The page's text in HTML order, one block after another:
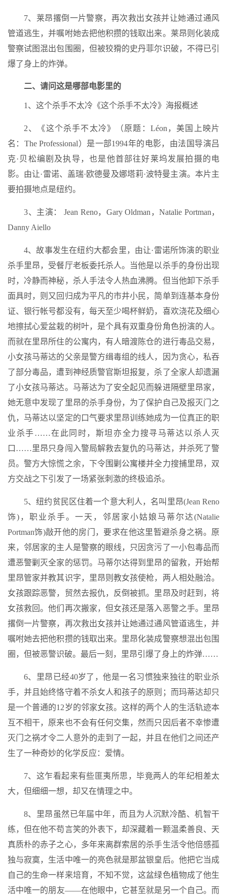
7、莱昂撂倒一片警察，再次救出女孩并让她通过通风
管道逃生，并嘱咐她去把他积攒的钱取出来。莱昂则化装成
警察试图混出包围圈，但被狡猾的史丹菲尔识破，不得已引
爆了身上的炸弹。
二、请问这是哪部电影里的
1、这个杀手不太冷《这个杀手不太冷》海报概述
2、《这个杀手不太冷》（原题：Léon，美国上映片
名：The Professional）是一部1994年的电影，由法国导演吕
克·贝松编剧及执导，也是他首部往好莱坞发展拍摄的电
影。由让·雷诺、盖瑞·欧德曼及娜塔莉·波特曼主演。本片主
要拍摄地点是纽约。
3、主演： Jean Reno，Gary Oldman，Natalie Portman，
Danny Aiello
4、故事发生在纽约大都会里，由让·雷诺所饰演的职业
杀手里昂，受餐厅老板委托杀人。当他是以杀手的身份出现
时，冷静而神秘，杀人手法令人热血沸腾。但当他卸下杀手
面具时，则又回归成为平凡的市井小民，简单到连基本身份
证、银行帐号都没有，每天至少喝杯鲜奶，喜欢浇花及细心
地擦拭心爱盆栽的树叶，是个具有双重身份角色扮演的人。
而就在里昂所住的公寓内，有人暗渡陈仓的进行毒品交易，
小女孩马蒂达的父亲是警方缉毒组的线人，因为贪心，私吞
了部分毒品，遭到神经质警官斯坦报复，杀了全家人却遗漏
了小女孩马蒂达。马蒂达为了安全起见而躲进隔壁里昂家，
她无意中发现了里昂的杀手身份，为了保护自己及报灭门之
仇，马蒂达以坚定的口气要求里昂训练她成为一位真正的职
业杀手……在此同时，斯坦亦全力搜寻马蒂达以杀人灭
口……里昂只身闯入警局解救去复仇的马蒂达，并杀死了警
员。警方大惊慌之余，下令围剿公寓楼并全力搜捕里昂，双
方交战之下引发了一场紧张刺激的终极追杀。
5、纽约贫民区住着一个意大利人，名叫里昂(Jean Reno
饰)，职业杀手。一天，邻居家小姑娘马蒂尔达(Natalie
Portman饰)敲开他的房门，要求在他这里暂避杀身之祸。原
来，邻居家的主人是警察的眼线，只因贪污了一小包毒品而
遭恶警剿灭全家的惩罚。马蒂尔达得到里昂的留救，开始帮
里昂管家并教其识字，里昂则教女孩使枪，两人相处融洽。
女孩跟踪恶警，贸然去报仇，反倒被抓。里昂及时赶到，将
女孩救回。他们再次搬家，但女孩还是落入恶警之手。里昂
撂倒一片警察，再次救出女孩并让她通过通风管道逃生，并
嘱咐她去把他积攒的钱取出来。里昂化装成警察想混出包围
圈，但被恶警识破。最后一刻，里昂引爆了身上的炸弹……
6、里昂已经40岁了，他是一名习惯独来独往的职业杀
手，并且始终恪守着不杀女人和孩子的原则；而玛蒂达却只
是一个普通的12岁的邻家女孩。这样的两个人的生活轨迹本
互不相干，原来也不会有任何交集，然而只因后者不幸惨遭
灭门之祸才令二人意外的走到了一起，并且在他们之间还产
生了一种奇妙的化学反应：爱情。
7、这乍看起来有些匪夷所思，毕竟两人的年纪相差太
大，但细细一想，却又在情理之中。
8、里昂虽然已年届中年，而且为人沉默冷酷、机智干
练，但在他不苟言笑的外表下，却深藏着一颗温柔善良、天
真质朴的赤子之心，多年来离群索居的杀手生活令他倍感孤
独与寂寞，生活中唯一的亮色就是那盆银皇后。他把它当成
自己的生命一样来培育，不知不觉，这盆绿色植物成了他生
活中唯一的朋友——在他眼中，它甚至就是另一个自己。而